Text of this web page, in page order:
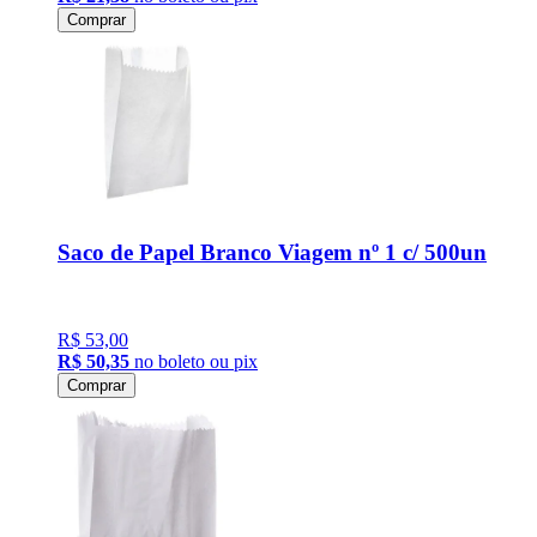
Comprar
Saco de Papel Branco Viagem nº 1 c/ 500un
R$ 53,00
R$ 50,35 no boleto ou pix
Comprar